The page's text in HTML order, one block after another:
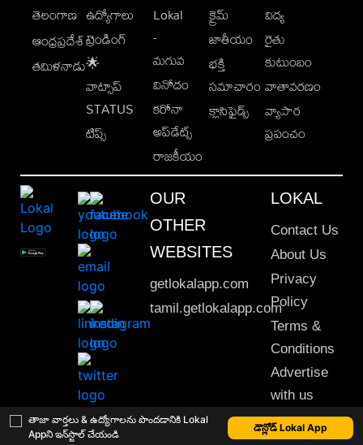
తాజా వార్తలు & ఉద్యోగాలను పొందడానికి Lokal
Appని ఇన్‌స్టాల్ చేయండి
డౌన్లోడ్ Lokal App
తెలంగాణ
ఆంధ్రప్రదేశ్
తమిళనాడు
ఉద్యోగాలు
ట్రెండింగ్
🌟
వాట్సాప్
STATUS
టిప్స్
Lokal
-
మగువ
వినోదం
కరోనా
అప్‌డేట్స్
రాజకీయం
క్రైమ్
జాతీయం
భక్తి
సమాచారం
క్లాసిఫైడ్స్
విద్య
రైతు
కుటుంబం
వాతావరణం
వ్యాపార
ప్రపంచం
OUR
OTHER
WEBSITES
getlokalapp.com
tamil.getlokalapp.com
LOKAL
Contact Us
About Us
Privacy
Policy
Terms &
Conditions
Advertise
with us
Sitemap
This material may not be published, transmitted, rewritten or redistributed. © 2020 Lokal App. All rights reserved.